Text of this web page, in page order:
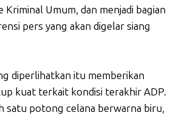
Umum, dan menjadi bagian
pers yang akan digelar siang
diperlihatkan itu memberikan
kuat terkait kondisi terakhir ADP.
satu potong celana berwarna biru,